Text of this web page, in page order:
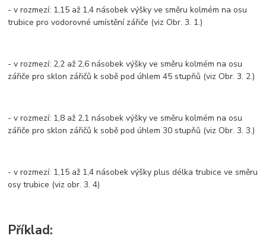
- v rozmezí: 1,15 až 1,4 násobek výšky ve směru kolmém na osu
trubice pro vodorovné umístění zářiče (viz Obr. 3. 1.)
- v rozmezí: 2,2 až 2,6 násobek výšky ve směru kolmém na osu
zářiče pro sklon zářičů k sobě pod úhlem 45 stupňů (viz Obr. 3. 2.)
- v rozmezí: 1,8 až 2,1 násobek výšky ve směru kolmém na osu
zářiče pro sklon zářičů k sobě pod úhlem 30 stupňů (viz Obr. 3. 3.)
- v rozmezí: 1,15 až 1,4 násobek výšky plus délka trubice ve směru
osy trubice (viz obr. 3. 4)
Příklad: